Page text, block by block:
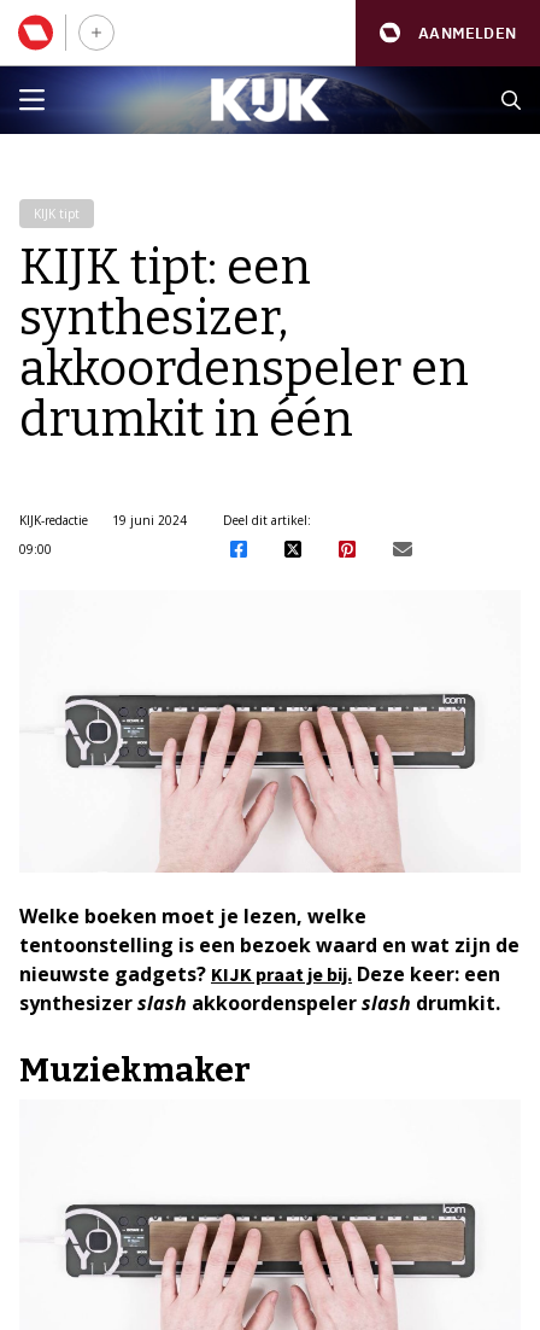
AANMELDEN
KIJK tipt
KIJK tipt: een
synthesizer,
akkoordenspeler en
drumkit in één
KIJK-redactie
19 juni 2024
09:00
Deel dit artikel:
Welke boeken moet je lezen, welke
tentoonstelling is een bezoek waard en wat zijn de
nieuwste gadgets? KIJK praat je bij. Deze keer: een
synthesizerslash akkoordenspelerslash drumkit.
Muziekmaker